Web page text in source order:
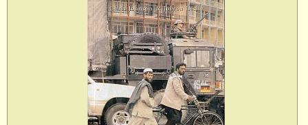
Newsletter kostenlos abonnieren